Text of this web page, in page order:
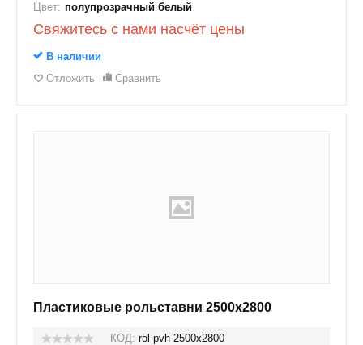
Цвет: полупрозрачный белый
Свяжитесь с нами насчёт цены
В наличии
Отложить
Сравнить
Пластиковые рольставни 2500x2800
КОД: rol-pvh-2500x2800